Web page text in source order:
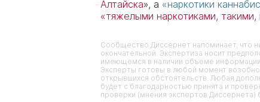
Алтайска», а «наркотики
«тяжелыми наркотиками, такими,
Сообщество Диссернет напоминает, что
окончательной. Экспертиза носит
имеющемся в наличии объеме
Эксперты готовы в любой момент
открывшихся обстоятельств. Любая
будет с благодарностью принята и
проверки (мнения экспертов